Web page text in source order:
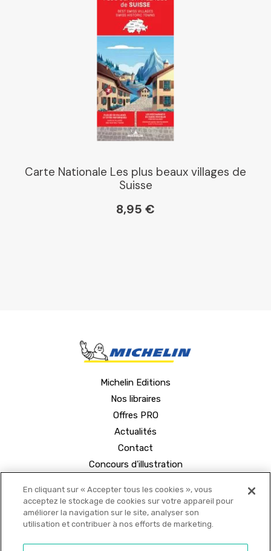
Carte Nationale Les plus beaux villages de
Suisse
8,95 €
Michelin Editions
Nos libraires
Offres PRO
Actualités
Contact
Concours d'illustration
En cliquant sur « Accepter tous les cookies », vous
acceptez le stockage de cookies sur votre appareil pour
améliorer la navigation sur le site, analyser son
utilisation et contribuer à nos efforts de marketing.